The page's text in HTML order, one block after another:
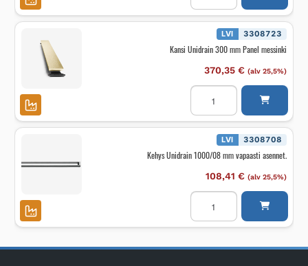
mm/22
mm
määrä LVI 3308723
Kansi Unidrain 300 mm Panel messinki
370,35 € (alv 25,5%)
Kansi
Unidrain
mm
Panel
messinki
määrä
LVI 3308708
Kehys Unidrain 1000/08 mm vapaasti asennet.
108,41 € (alv 25,5%)
Kehys
Unidrain
1000/08
mm
määrä